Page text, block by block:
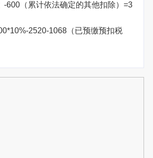
-600（累计依法确定的其他扣除）=3
2520-1068（已预缴预扣税